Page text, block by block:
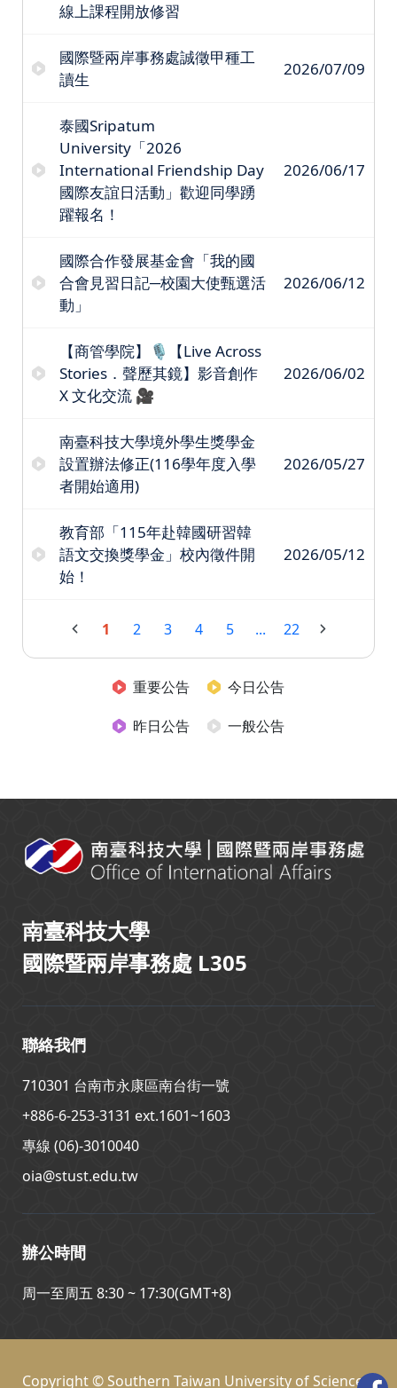
線上課程開放修習
國際暨兩岸事務處誠徵甲種工
讀生
2026/07/09
泰國Sripatum
University「2026
International Friendship Day
國際友誼日活動」歡迎同學踴
躍報名！
2026/06/17
國際合作發展基金會「我的國
合會見習日記─校園大使甄選活
動」
2026/06/12
【商管學院】🎙️【Live Across
Stories．聲歷其鏡】影音創作
X 文化交流 🎥
2026/06/02
南臺科技大學境外學生獎學金
設置辦法修正(116學年度入學
者開始適用)
2026/05/27
教育部「115年赴韓國研習韓
語文交換獎學金」校內徵件開
始！
2026/05/12
1 2 3 4 5 ... 22
重要公告
今日公告
昨日公告
一般公告
:::
南臺科技大學
國際暨兩岸事務處 L305
聯絡我們
710301 台南市永康區南台街一號
+886-6-253-3131 ext.1601~1603
專線 (06)-3010040
oia@stust.edu.tw
辦公時間
周一至周五 8:30 ~ 17:30(GMT+8)
Copyright © Southern Taiwan University of Science